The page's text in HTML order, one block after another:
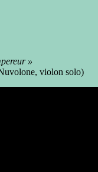
»
violon solo)